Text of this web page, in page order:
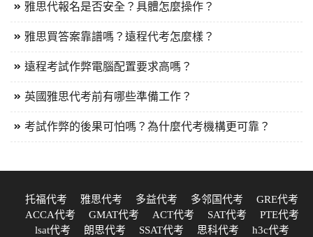
雅思代報名是否安全？具體怎麼操作？
雅思買答案靠譜嗎？遠程代考怎麼樣？
遠程考試作弊電腦配置要求高嗎？
英國雅思代考前有哪些準備工作？
考試作弊的後果可怕嗎？為什麼代考機構更可靠？
托福代考 雅思代考 多益代考 多邻国代考
GRE代考
ACCA代考
GMAT代考 ACT代考 SAT代考
PTE代考
lsat代考
朗思代考 SSAT代考 思科代考
h3c代考